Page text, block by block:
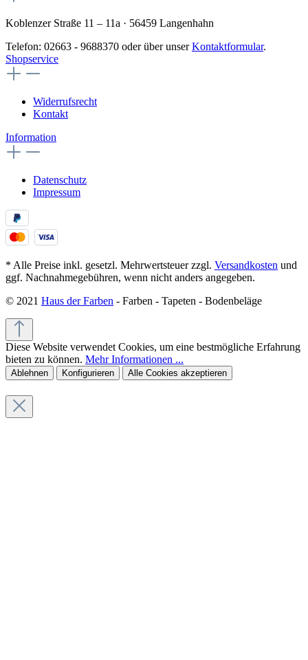
Koblenzer Straße 11 – 11a · 56459 Langenhahn
Telefon: 02663 - 9688370 oder über unserKontaktformular.
Shopservice
Widerrufsrecht
Kontakt
Information
Datenschutz
Impressum
* Alle Preise inkl. gesetzl. Mehrwertsteuer zzgl. Versandkosten und
ggf. Nachnahmegebühren, wenn nicht anders angegeben.
© 2021 Haus der Farben - Farben - Tapeten - Bodenbeläge
Diese Website verwendet Cookies, um eine bestmögliche Erfahrung
bieten zu können. Mehr Informationen ...
Ablehnen Konfigurieren Alle Cookies akzeptieren